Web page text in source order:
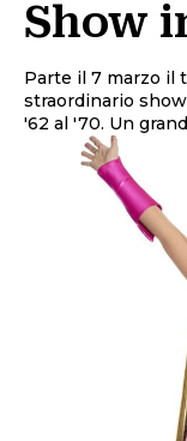
Show
Parte il 7 marzo il
straordinario
'62 al '70. Un